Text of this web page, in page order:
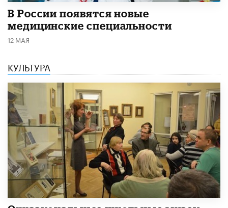
В России появятся новые
медицинские специальности
12 МАЯ
КУЛЬТУРА